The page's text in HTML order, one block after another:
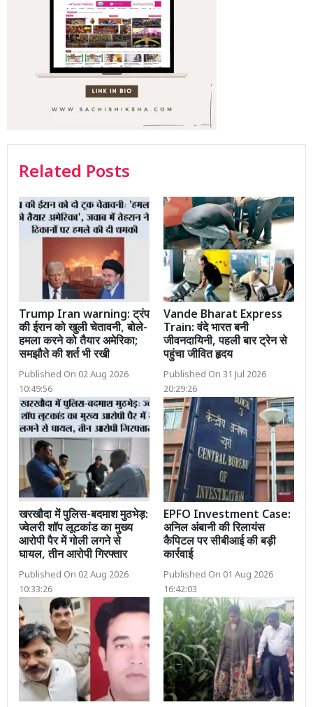
Related Posts
Trump Iran warning: ट्रंप
की ईरान को खुली चेतावनी, बोले-
हमला करने को तैयार अमेरिका;
समझौते की शर्त भी रखी
Published On 02 Aug 2026
10:49:56
Vande Bharat Express
Train: वंदे भारत बनी
जीवनदायिनी, पहली बार ट्रेन से
पहुंचा जीवित हृदय
Published On 31 Jul 2026
20:29:26
खरखौदा में पुलिस-बदमाश मुठभेड़:
ज्वेलरी शॉप लूटकांड का मुख्य
आरोपी पैर में गोली लगने से
घायल, तीन आरोपी गिरफ्तार
Published On 02 Aug 2026
10:33:26
EPFO Investment Case:
अनिल अंबानी की रिलायंस
कैपिटल पर सीबीआई की बड़ी
कार्रवाई
Published On 01 Aug 2026
16:42:03